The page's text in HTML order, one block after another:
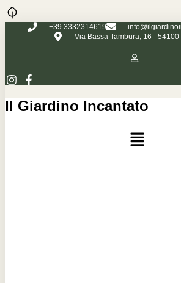
+39 3332314619
Via Bassa Tambura, 16 -
Il Giardino Incantato
Menu